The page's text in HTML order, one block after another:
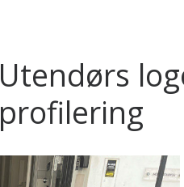
Utendørs
profilering